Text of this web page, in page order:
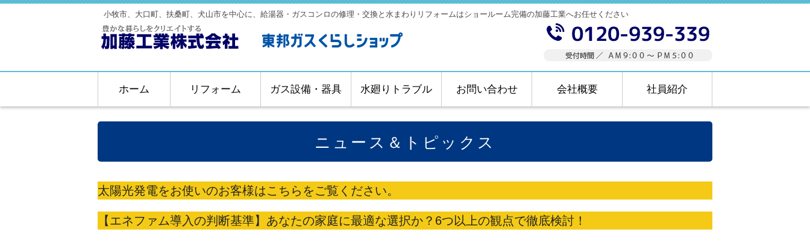
小牧市、大口町、扶桑町、犬山市を中心に、給湯器・ガスコンロの修理・交換と水まわりリフォームはショールーム完備の加藤工業へお任せください
ホーム リフォーム ガス設備・器具 水廻りトラブル お問い合わせ 会社概要 社員紹介
ニュース＆トピックス
太陽光発電をお使いのお客様はこちらをご覧ください。
【エネファム導入の判断基準】あなたの家庭に最適な選択か？6つ以上の観点で徹底検討！